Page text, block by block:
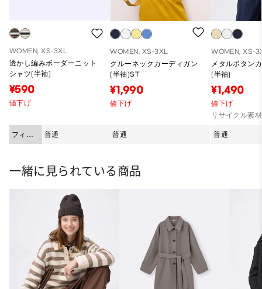
WOMEN, XS-3XL
透かし編みボーダーニット
シャツ(半袖)
¥590
値下げ
フィッ
ト
普通
WOMEN, XS-3XL
クルーネックカーディガン
(半袖)ST
¥1,990
値下げ
普通
WOMEN, XS-
メタルボタン
(半袖)
¥1,490
値下げ
リサイクル素材
普通
一緒に見られている商品